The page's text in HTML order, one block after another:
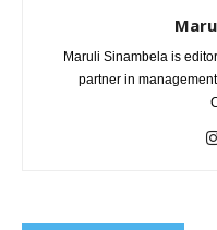
Maruli Sinambela is
partner in